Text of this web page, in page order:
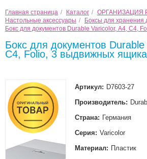
Главная страница / Каталог / ОРГАНИЗАЦИЯ
Настольные аксессуары / Боксы для хранения
Бокс для документов Durable Varicolor, А4, С4,
Бокс для документов
С4, Folio, 3 выдвижных
Артикул: D7603-27
Производитель:
Страна: Германия
Серия: Varicolor
Материал: Пластик